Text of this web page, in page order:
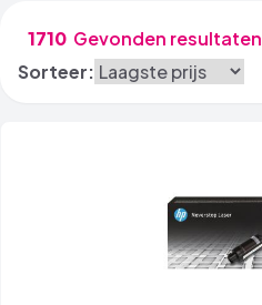
1710 Gevonden resultaten
Sorteer: